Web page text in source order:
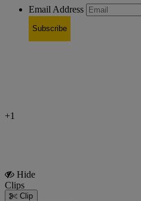
Email Address
Subscribe
+1
Hide
Clips
Clip